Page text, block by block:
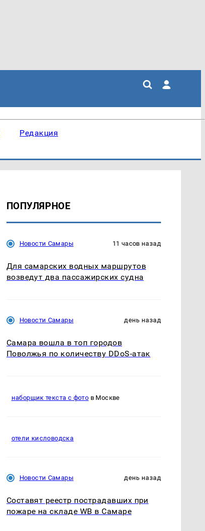
Редакция
ПОПУЛЯРНОЕ
Новости Самары 11 часов назад
Для самарских водных маршрутов
возведут два пассажирских судна
Новости Самары день назад
Самара вошла в топ городов
Поволжья по количеству DDoS-атак
наборщик текста с фото в Москве
отели кисловодска
Новости Самары день назад
Составят реестр пострадавших при
пожаре на складе WB в Самаре